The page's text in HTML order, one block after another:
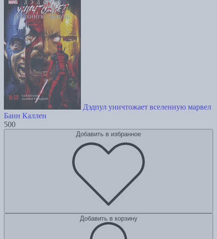
Дэдпул уничтожает вселенную марвел
Банн Каллен
500
Добавить в избранное
Добавить в корзину